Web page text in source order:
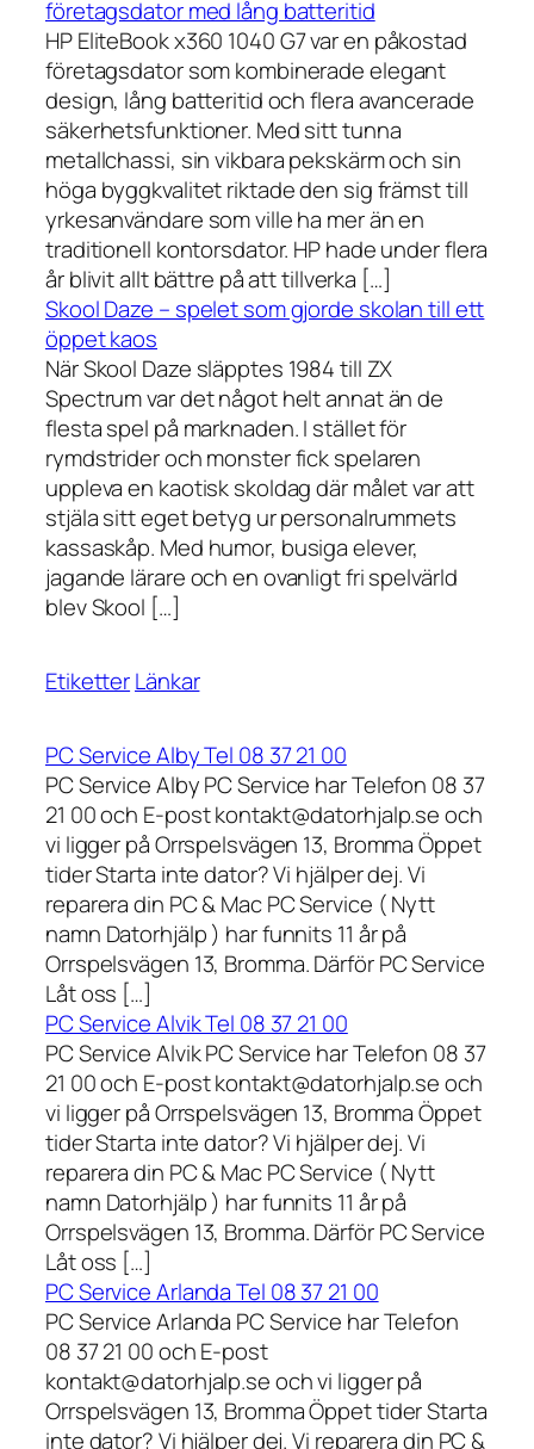
företagsdator med lång batteritid
HP EliteBook x360 1040 G7 var en påkostad
företagsdator som kombinerade elegant
design, lång batteritid och flera avancerade
säkerhetsfunktioner. Med sitt tunna
metallchassi, sin vikbara pekskärm och sin
höga byggkvalitet riktade den sig främst till
yrkesanvändare som ville ha mer än en
traditionell kontorsdator. HP hade under flera
år blivit allt bättre på att tillverka […]
Skool Daze – spelet som gjorde skolan till ett
öppet kaos
När Skool Daze släpptes 1984 till ZX
Spectrum var det något helt annat än de
flesta spel på marknaden. I stället för
rymdstrider och monster fick spelaren
uppleva en kaotisk skoldag där målet var att
stjäla sitt eget betyg ur personalrummets
kassaskåp. Med humor, busiga elever,
jagande lärare och en ovanligt fri spelvärld
blev Skool […]
EtiketterLänkar
PC Service Alby Tel 08 37 21 00
PC Service Alby PC Service har Telefon 08 37
21 00 och E-post kontakt@datorhjalp.se och
vi ligger på Orrspelsvägen 13, Bromma Öppet
tider Starta inte dator? Vi hjälper dej. Vi
reparera din PC & Mac PC Service ( Nytt
namn Datorhjälp ) har funnits 11 år på
Orrspelsvägen 13, Bromma. Därför PC Service
Låt oss […]
PC Service Alvik Tel 08 37 21 00
PC Service Alvik PC Service har Telefon 08 37
21 00 och E-post kontakt@datorhjalp.se och
vi ligger på Orrspelsvägen 13, Bromma Öppet
tider Starta inte dator? Vi hjälper dej. Vi
reparera din PC & Mac PC Service ( Nytt
namn Datorhjälp ) har funnits 11 år på
Orrspelsvägen 13, Bromma. Därför PC Service
Låt oss […]
PC Service Arlanda Tel 08 37 21 00
PC Service Arlanda PC Service har Telefon
08 37 21 00 och E-post
kontakt@datorhjalp.se och vi ligger på
Orrspelsvägen 13, Bromma Öppet tider Starta
inte dator? Vi hjälper dej. Vi reparera din PC &